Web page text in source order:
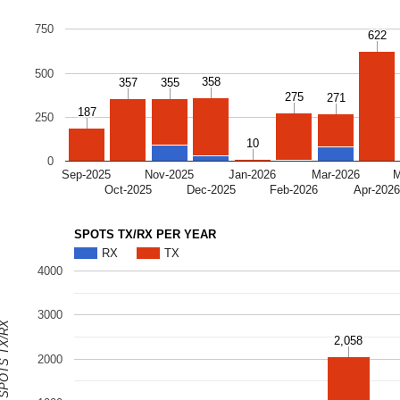
Sep-2025
Oct-2025
Nov-2025
Dec-2025
Jan-2026
Feb-2026
Mar-2026
Apr-2026
0
250
500
750
187
187
357
357 355
355 358
358
10
10
275
275 271
271
622
622
SPOTS TX/RX PER YEAR
RX
TX
2000
3000
4000
2,058
2,058
RX